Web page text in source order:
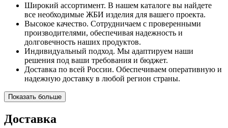
Широкий ассортимент. В нашем каталоге вы найдете
все необходимые ЖБИ изделия для вашего проекта.
Высокое качество. Сотрудничаем с проверенными
производителями, обеспечивая надежность и
долговечность наших продуктов.
Индивидуальный подход. Мы адаптируем наши
решения под ваши требования и бюджет.
Доставка по всей России. Обеспечиваем оперативную и
надежную доставку в любой регион страны.
Показать больше
Доставка